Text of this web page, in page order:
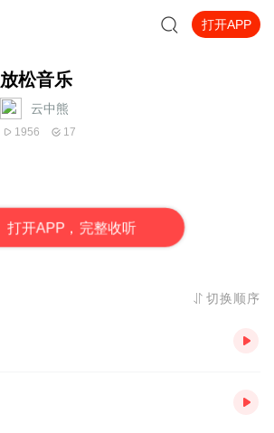
打开APP
放松音乐
云中熊
1956 17
打开APP，完整收听
切换顺序